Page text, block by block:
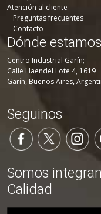
Atención al cliente
Preguntas frecuentes
Contacto
Dónde estamos
Centro Industrial Garín;
Calle Haendel Lote 4, 1619
Garín, Buenos Aires,
Seguinos
Somos
Calidad